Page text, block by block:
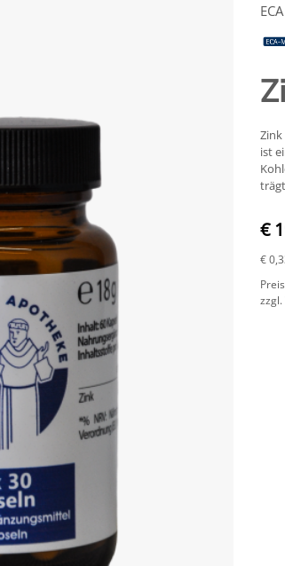
ist
€
€